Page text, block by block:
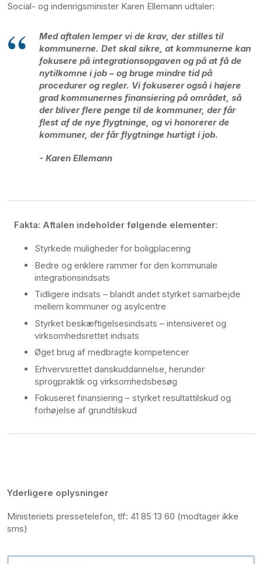
Social- og indenrigsminister Karen Ellemann udtaler:
Med aftalen lemper vi de krav, der stilles til
kommunerne. Det skal sikre, at kommunerne kan
fokusere på integrationsopgaven og på at få de
nytilkomne i job – og bruge mindre tid på
procedurer og regler. Vi fokuserer også i højere
grad kommunernes finansiering på området, så
der bliver flere penge til de kommuner, der får
flest af de nye flygtninge, og vi honorerer de
kommuner, der får flygtninge hurtigt i job.
- Karen Ellemann
Fakta: Aftalen indeholder følgende elementer:
Styrkede muligheder for boligplacering
Bedre og enklere rammer for den kommunale
integrationsindsats
Tidligere indsats – blandt andet styrket samarbejde
mellem kommuner og asylcentre
Styrket beskæftigelsesindsats – intensiveret og
virksomhedsrettet indsats
Øget brug af medbragte kompetencer
Erhvervsrettet danskuddannelse, herunder
sprogpraktik og virksomhedsbesøg
Fokuseret finansiering – styrket resultattilskud og
forhøjelse af grundtilskud
Yderligere oplysninger
Ministeriets pressetelefon, tlf: 41 85 13 60 (modtager ikke
sms)